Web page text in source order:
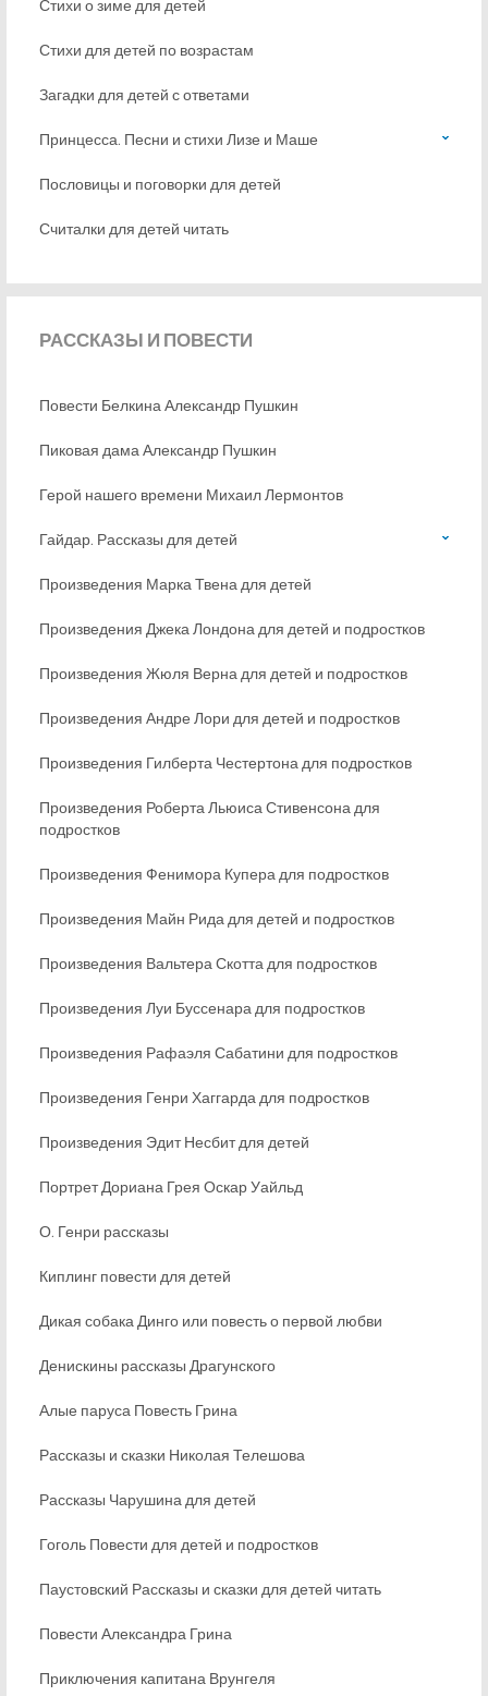
Стихи о зиме для детей
Стихи для детей по возрастам
Загадки для детей с ответами
Принцесса. Песни и стихи Лизе и Маше
Пословицы и поговорки для детей
Считалки для детей читать
РАССКАЗЫ И ПОВЕСТИ
Повести Белкина Александр Пушкин
Пиковая дама Александр Пушкин
Герой нашего времени Михаил Лермонтов
Гайдар. Рассказы для детей
Произведения Марка Твена для детей
Произведения Джека Лондона для детей и подростков
Произведения Жюля Верна для детей и подростков
Произведения Андре Лори для детей и подростков
Произведения Гилберта Честертона для подростков
Произведения Роберта Льюиса Стивенсона для
подростков
Произведения Фенимора Купера для подростков
Произведения Майн Рида для детей и подростков
Произведения Вальтера Скотта для подростков
Произведения Луи Буссенара для подростков
Произведения Рафаэля Сабатини для подростков
Произведения Генри Хаггарда для подростков
Произведения Эдит Несбит для детей
Портрет Дориана Грея Оскар Уайльд
О. Генри рассказы
Киплинг повести для детей
Дикая собака Динго или повесть о первой любви
Денискины рассказы Драгунского
Алые паруса Повесть Грина
Рассказы и сказки Николая Телешова
Рассказы Чарушина для детей
Гоголь Повести для детей и подростков
Паустовский Рассказы и сказки для детей читать
Повести Александра Грина
Приключения капитана Врунгеля